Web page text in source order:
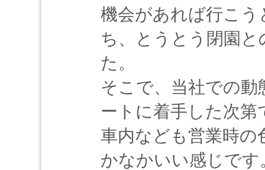
機会があれば行こ
ち、とうとう閉園
た。
そこで、当社での
ートに着手した次第
車内なども営業時の
かなかいい感じです